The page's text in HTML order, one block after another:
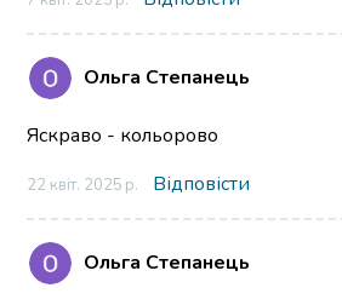
Ольга Степанець
Яскраво - кольорово
22 квіт. 2025 р. Відповісти
Ольга Степанець